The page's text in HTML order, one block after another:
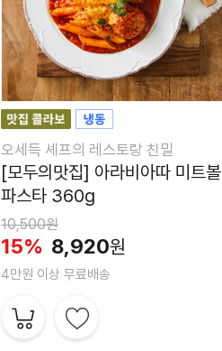
오세득 셰프의 레스토랑 친밀
[모두의맛집] 아라비아따 미트볼
파스타 360g
10,500원
15% 8,920원
4만원 이상 무료배송